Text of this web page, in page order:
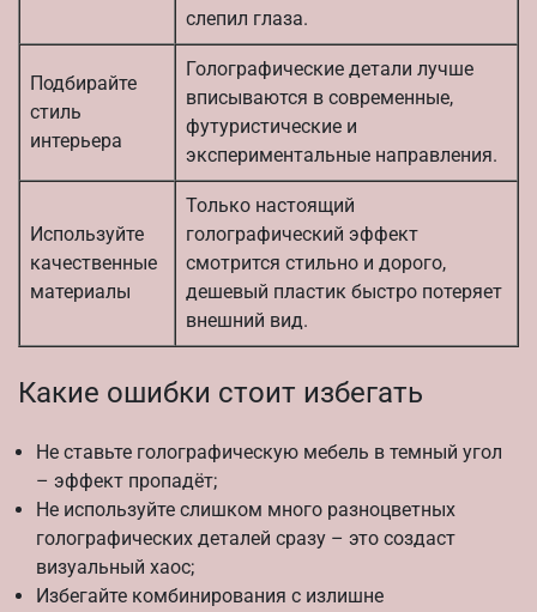
слепил глаза.
Подбирайте
стиль
интерьера
Голографические детали лучше
вписываются в современные,
футуристические и
экспериментальные направления.
Используйте
качественные
материалы
Только настоящий
голографический эффект
смотрится стильно и дорого,
дешевый пластик быстро потеряет
внешний вид.
Какие ошибки стоит избегать
Не ставьте голографическую мебель в темный угол
– эффект пропадёт;
Не используйте слишком много разноцветных
голографических деталей сразу – это создаст
визуальный хаос;
Избегайте комбинирования с излишне